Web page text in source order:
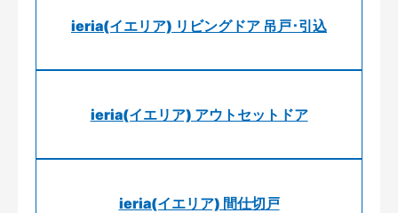
ieria(イエリア) リビングドア 吊戸･引込
ieria(イエリア) アウトセットドア
ieria(イエリア) 間仕切戸